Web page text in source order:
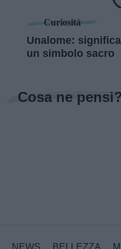
Curiosità
Unalome:
un simbolo sacro
Cosa ne pensi?
NEWS BELLEZZA